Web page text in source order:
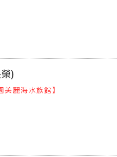
)
美麗海水族館】